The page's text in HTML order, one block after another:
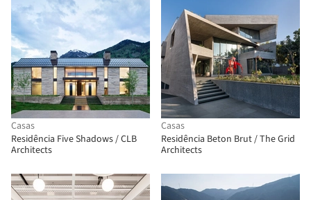
Casas
Residência Five Shadows / CLB
Architects
Casas
Residência Beton Brut / The Grid
Architects